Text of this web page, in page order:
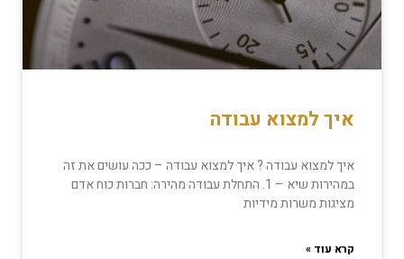
איך למצוא עבודה
איך למצוא עבודה ? איך למצוא עבודה – ככה עושים את זה
במהירות שיא – 1. התחלת עבודה מהירה: חברות כוח אדם
מציגות משרות מידיות
קרא עוד »